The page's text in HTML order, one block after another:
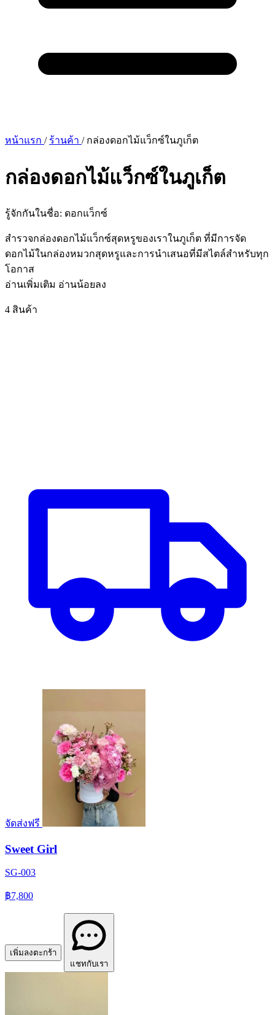
หน้าแรก / ร้านค้า / กล่องดอกไม้แว็กซ์ในภูเก็ต
กล่องดอกไม้แว็กซ์ในภูเก็ต
รู้จักกันในชื่อ: ดอกแว็กซ์
สำรวจกล่องดอกไม้แว็กซ์สุดหรูของเราในภูเก็ต ที่มีการจัด
ดอกไม้ในกล่องหมวกสุดหรูและการนำเสนอที่มีสไตล์สำหรับทุก
โอกาส
อ่านเพิ่มเติม อ่านน้อยลง
4 สินค้า
จัดส่งฟรี
Sweet Girl
SG-003
฿7,800
เพิ่มลงตะกร้า
แชทกับเรา